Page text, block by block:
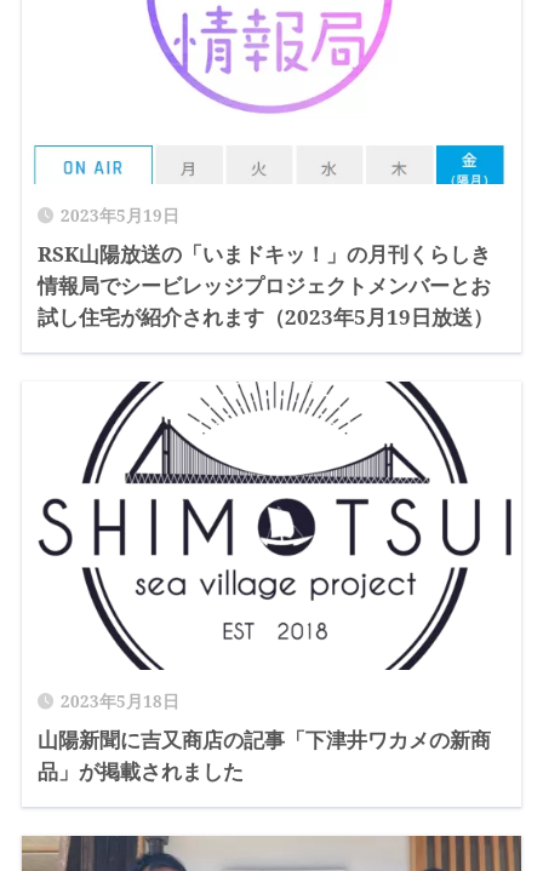
2023年5月19日
RSK山陽放送の「いまドキッ！」の月刊くらしき
情報局でシービレッジプロジェクトメンバーとお
試し住宅が紹介されます（2023年5月19日放送）
2023年5月18日
山陽新聞に吉又商店の記事「下津井ワカメの新商
品」が掲載されました